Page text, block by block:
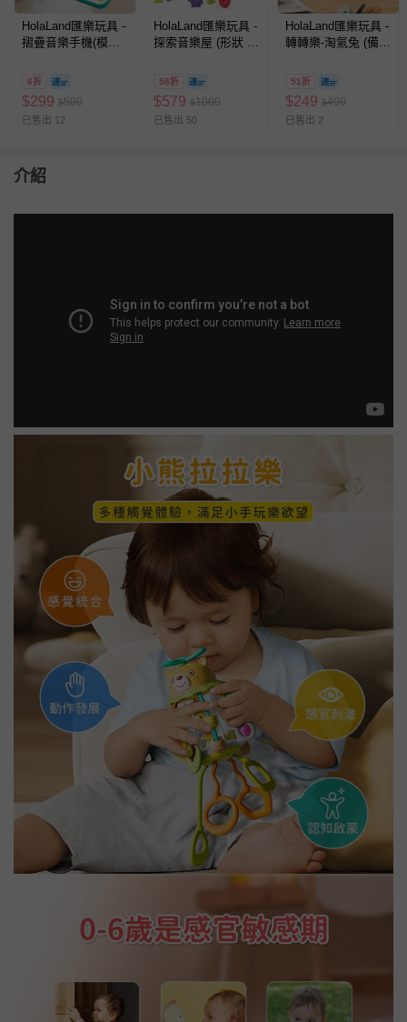
HolaLand匯樂玩具 -
摺疊音樂手機(模仿
音樂 寶寶 嬰幼兒玩
具)
6折
$299 $500
已售出 12
HolaLand匯樂玩具 -
探索音樂屋 (形狀 積
統 探索 啟蒙 聲光音
樂 寶寶 嬰幼兒玩具)
58折
$579 $1000
已售出 50
HolaLand匯樂玩具 -
轉轉樂-淘氣兔 (備餐
寶寶 嬰幼兒玩具)
51折
$249 $490
已售出 2
介紹